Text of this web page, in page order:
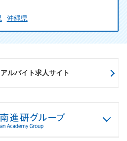
沖縄県
ルバイト求人サイト